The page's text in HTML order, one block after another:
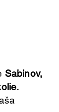
Sabinov,